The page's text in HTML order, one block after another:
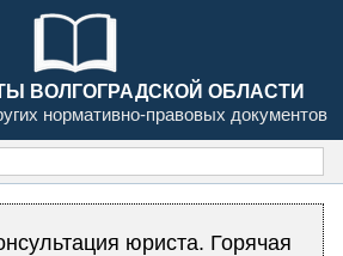
ВОЛГОГРАДСКОЙ ОБЛАСТИ
нормативно-правовых документов
юриста. Горячая